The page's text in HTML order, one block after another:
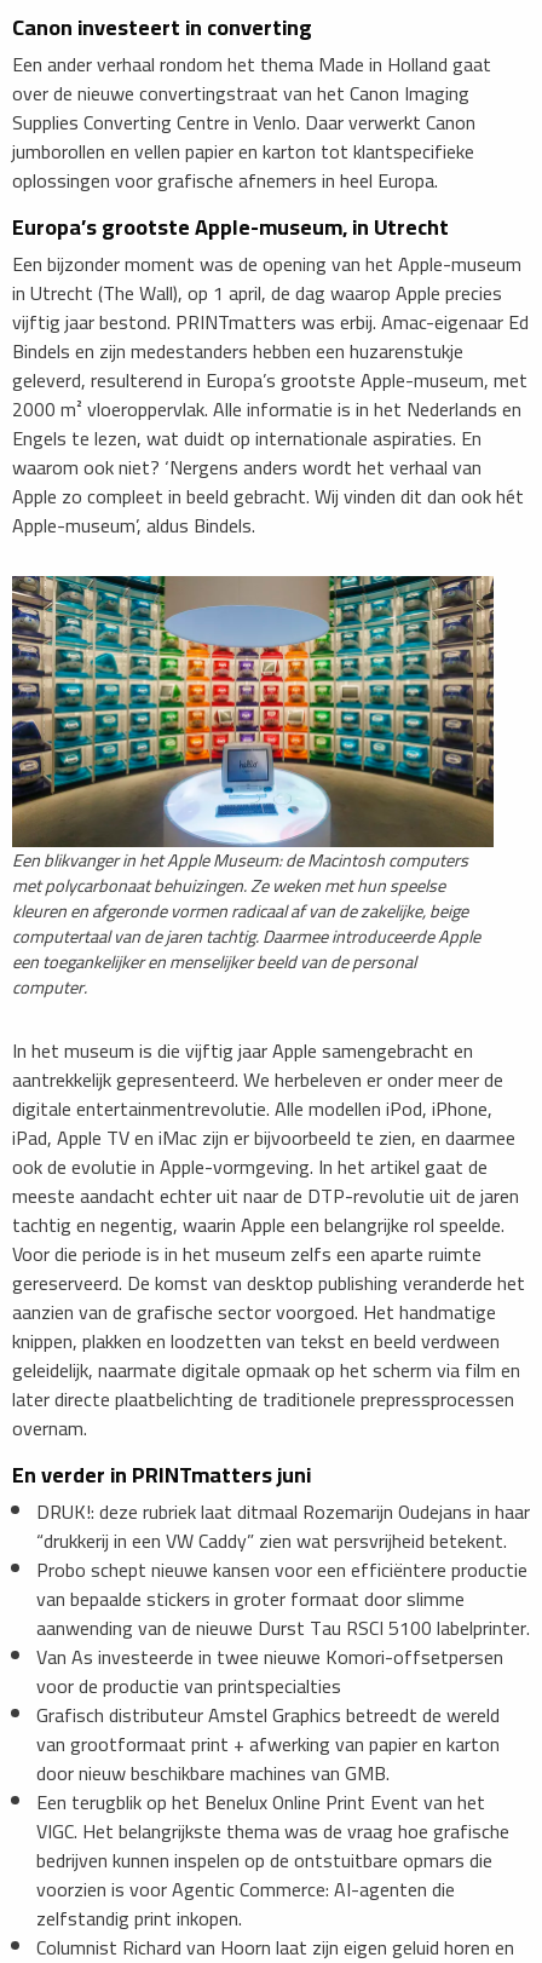
Canon investeert in converting
Een ander verhaal rondom het thema Made in Holland gaat
over de nieuwe convertingstraat van het Canon Imaging
Supplies Converting Centre in Venlo. Daar verwerkt Canon
jumborollen en vellen papier en karton tot klantspecifieke
oplossingen voor grafische afnemers in heel Europa.
Europa’s grootste Apple-museum, in Utrecht
Een bijzonder moment was de opening van het Apple-museum
in Utrecht (The Wall), op 1 april, de dag waarop Apple precies
vijftig jaar bestond. PRINTmatters was erbij. Amac-eigenaar Ed
Bindels en zijn medestanders hebben een huzarenstukje
geleverd, resulterend in Europa’s grootste Apple-museum, met
2000 m² vloeroppervlak. Alle informatie is in het Nederlands en
Engels te lezen, wat duidt op internationale aspiraties. En
waarom ook niet? ‘Nergens anders wordt het verhaal van
Apple zo compleet in beeld gebracht. Wij vinden dit dan ook hét
Apple-museum’, aldus Bindels.
Een blikvanger in het Apple Museum: de Macintosh computers
met polycarbonaat behuizingen. Ze weken met hun speelse
kleuren en afgeronde vormen radicaal af van de zakelijke, beige
computertaal van de jaren tachtig. Daarmee introduceerde Apple
een toegankelijker en menselijker beeld van de personal
computer.
​In het museum is die vijftig jaar Apple samengebracht en
aantrekkelijk gepresenteerd. We herbeleven er onder meer de
digitale entertainmentrevolutie. Alle modellen iPod, iPhone,
iPad, Apple TV en iMac zijn er bijvoorbeeld te zien, en daarmee
ook de evolutie in Apple-vormgeving. In het artikel gaat de
meeste aandacht echter uit naar de DTP-revolutie uit de jaren
tachtig en negentig, waarin Apple een belangrijke rol speelde.
Voor die periode is in het museum zelfs een aparte ruimte
gereserveerd. De komst van desktop publishing veranderde het
aanzien van de grafische sector voorgoed. Het handmatige
knippen, plakken en loodzetten van tekst en beeld verdween
geleidelijk, naarmate digitale opmaak op het scherm via film en
later directe plaatbelichting de traditionele prepressprocessen
overnam.
En verder in PRINTmatters juni
DRUK!: deze rubriek laat ditmaal Rozemarijn Oudejans in haar
“drukkerij in een VW Caddy” zien wat persvrijheid betekent.
Probo schept nieuwe kansen voor een efficiëntere productie
van bepaalde stickers in groter formaat door slimme
aanwending van de nieuwe Durst Tau RSCI 5100 labelprinter.
Van As investeerde in twee nieuwe Komori-offsetpersen
voor de productie van printspecialties
Grafisch distributeur Amstel Graphics betreedt de wereld
van grootformaat print + afwerking van papier en karton
door nieuw beschikbare machines van GMB.
Een terugblik op het Benelux Online Print Event van het
VIGC. Het belangrijkste thema was de vraag hoe grafische
bedrijven kunnen inspelen op de ontstuitbare opmars die
voorzien is voor Agentic Commerce: AI-agenten die
zelfstandig print inkopen.
Columnist Richard van Hoorn laat zijn eigen geluid horen en